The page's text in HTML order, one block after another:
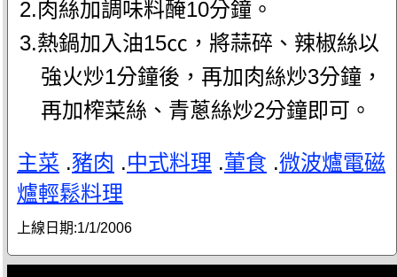
2.肉絲加調味料醃10分鐘。
3.熱鍋加入油15㏄，將蒜碎、辣椒絲以
強火炒1分鐘後，再加肉絲炒3分鐘，
再加榨菜絲、青蔥絲炒2分鐘即可。
主菜 .豬肉 .中式料理 .葷食 .微波爐電磁
爐輕鬆料理
上線日期:1/1/2006